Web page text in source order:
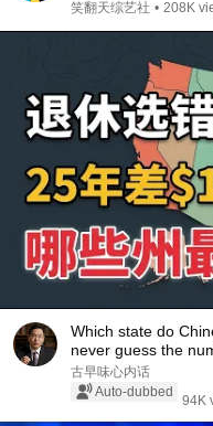
单口季 #脱口秀 #搞
笑翻天综艺社 • 208K
Which state do
never guess the
古早味心内话
Auto-dubbed
94K